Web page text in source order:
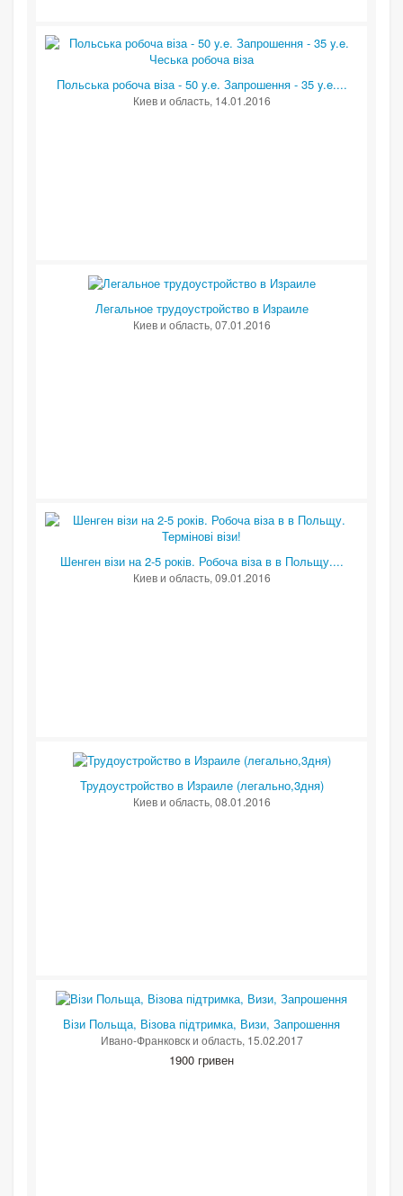
Польська робоча віза - 50 y.e. Запрошення - 35 y.e....
Киев и область, 14.01.2016
Легальное трудоустройство в Израиле
Киев и область, 07.01.2016
Шенген візи на 2-5 років. Робоча віза в в Польщу....
Киев и область, 09.01.2016
Трудоустройство в Израиле (легально,3дня)
Киев и область, 08.01.2016
Візи Польща, Візова підтримка, Визи, Запрошення
Ивано-Франковск и область, 15.02.2017
1900 гривен